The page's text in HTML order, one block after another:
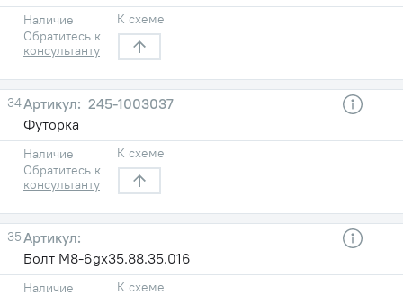
Наличие
Обратитесь к
консультанту
К схеме
34
245-1003037
Футорка
Наличие
Обратитесь к
консультанту
К схеме
35
Болт М8-6gх35.88.35.016
Наличие
К схеме